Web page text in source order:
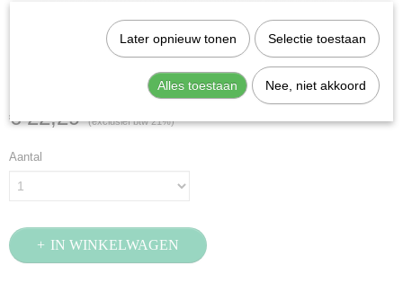
Stahlwille 2307TX-T50
(23070050)
€ 22,29 (exclusief btw 21%)
Aantal
IN WINKELWAGEN
Later opnieuw tonen Selectie toestaan
Alles toestaan Nee, niet akkoord